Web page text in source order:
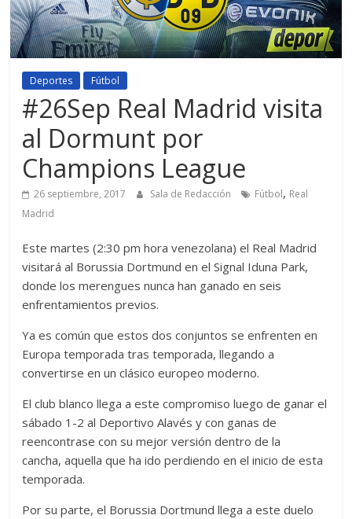
Deportes Fútbol
#26Sep Real Madrid visita
al Dormunt por
Champions League
26 septiembre, 2017 Sala de Redacción Fútbol, Real
Madrid
Este martes (2:30 pm hora venezolana) el Real Madrid
visitará al Borussia Dortmund en el Signal Iduna Park,
donde los merengues nunca han ganado en seis
enfrentamientos previos.
Ya es común que estos dos conjuntos se enfrenten en
Europa temporada tras temporada, llegando a
convertirse en un clásico europeo moderno.
El club blanco llega a este compromiso luego de ganar el
sábado 1-2 al Deportivo Alavés y con ganas de
reencontrase con su mejor versión dentro de la
cancha, aquella que ha ido perdiendo en el inicio de esta
temporada.
Por su parte, el Borussia Dortmund llega a este duelo